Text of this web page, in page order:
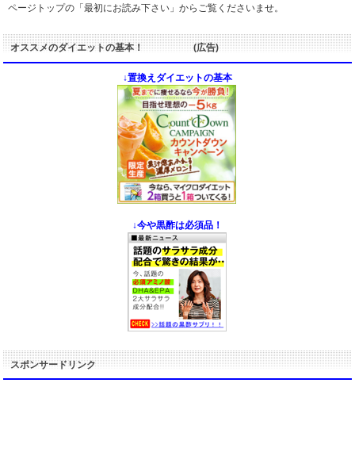
ページトップの「最初にお読み下さい」からご覧くださいませ。
オススメのダイエットの基本！ (広告)
↓置換えダイエットの基本
↓今や黒酢は必須品！
スポンサードリンク